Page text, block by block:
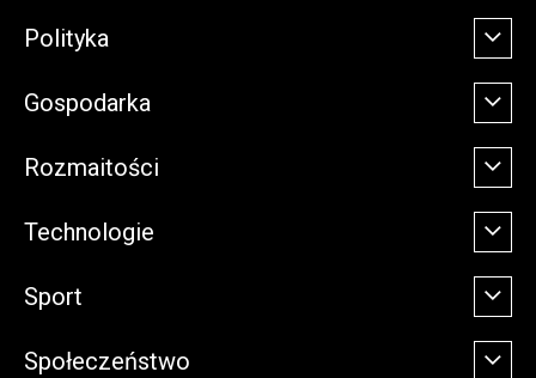
Polityka
Gospodarka
Rozmaitości
Technologie
Sport
Społeczeństwo